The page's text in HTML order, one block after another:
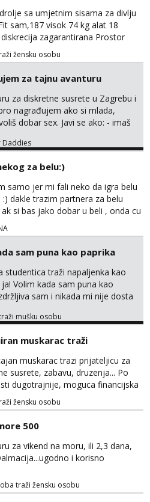
sa umjetnim sisama za divlju
sam,187 visok 74 kg alat 18
zagarantirana Prostor
između Zadra i Šibenika
0955406511 bez poziva
žensku osobu
za tajnu avanturu
za diskretne susrete u Zagrebu i
nagrađujem ako si mlada,
dobar sex. Javi se ako: - imaš
ljubiš - si fleksibilna s
danom (vikendi i noći su za
brigu o zdravlju i koristiš
javljajte se: - debele - frajeri i
Daddies
za belu:)
samo jer mi fali neko da igra belu
dakle trazim partnera za belu
si bas jako dobar u beli , onda cu
dalje Klikni na link ispod i nadji me
te!
sam puna kao paprika
studentica traži napaljenka kao
Volim kada sam puna kao
sam i nikada mi nije dosta
gdje zato se javi što prije da
te!
mušku osobu
muskarac traži
muskarac trazi prijateljicu za
susrete, zabavu, druzenja... Po
dugotrajnije, moguca financijska
žensku osobu
500
za vikend na moru, ili 2,3 dana,
i korisno
traži žensku osobu